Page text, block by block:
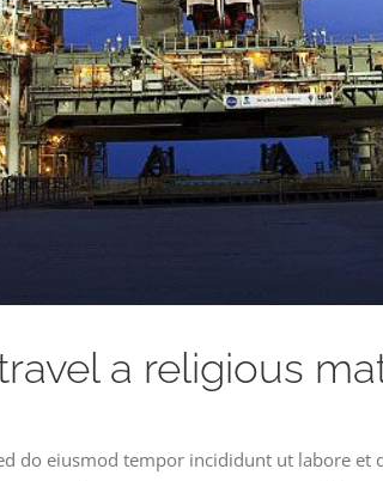
a religious
do eiusmod tempor incididunt ut labore